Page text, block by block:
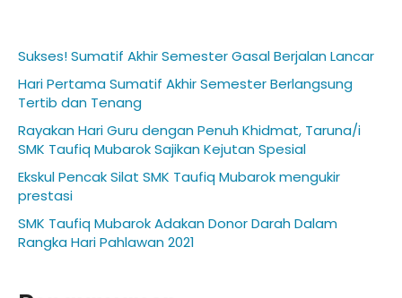
Sukses! Sumatif Akhir Semester Gasal Berjalan Lancar
Hari Pertama Sumatif Akhir Semester Berlangsung
Tertib dan Tenang
Rayakan Hari Guru dengan Penuh Khidmat, Taruna/i
SMK Taufiq Mubarok Sajikan Kejutan Spesial
Ekskul Pencak Silat SMK Taufiq Mubarok mengukir
prestasi
SMK Taufiq Mubarok Adakan Donor Darah Dalam
Rangka Hari Pahlawan 2021